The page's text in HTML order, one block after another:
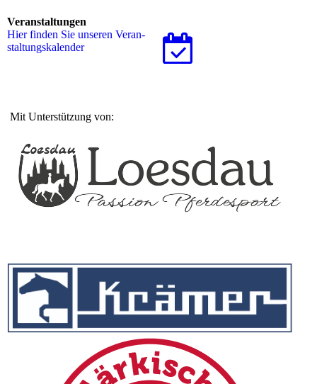
Veranstaltungen
Hier finden Sie unseren Ver­an­
stal­tungs­ka­len­der
Mit Unterstützung von: